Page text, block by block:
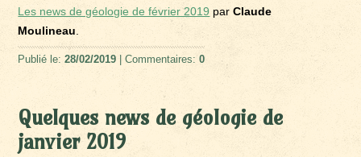
Les news de géologie de février 2019 parClaude
Moulineau.
Publié le:28/02/2019 | Commentaires:0
Quelques news de géologie de
janvier 2019